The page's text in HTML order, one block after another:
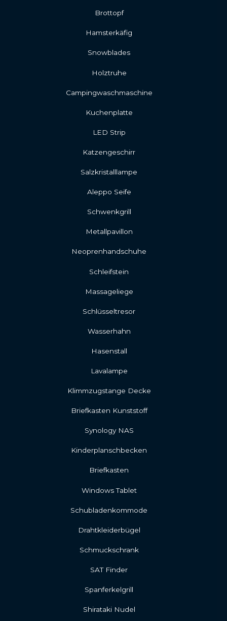
Brottopf
Hamsterkäfig
Snowblades
Holztruhe
Campingwaschmaschine
Kuchenplatte
LED Strip
Katzengeschirr
Salzkristalllampe
Aleppo Seife
Schwenkgrill
Metallpavillon
Neoprenhandschuhe
Schleifstein
Massageliege
Schlüsseltresor
Wasserhahn
Hasenstall
Lavalampe
Klimmzugstange Decke
Briefkasten Kunststoff
Synology NAS
Kinderplanschbecken
Briefkasten
Windows Tablet
Schubladenkommode
Drahtkleiderbügel
Schmuckschrank
SAT Finder
Spanferkelgrill
Shirataki Nudel